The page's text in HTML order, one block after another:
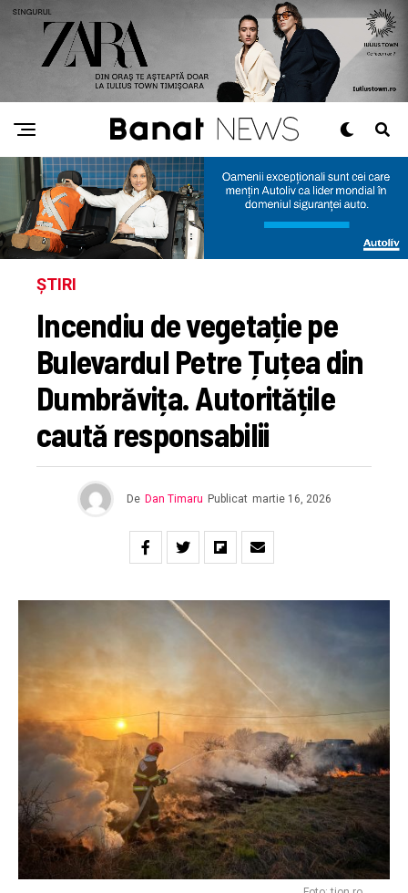
ȘTIRI
Incendiu de vegetație pe
Bulevardul Petre Țuțea din
Dumbrăvița. Autoritățile
caută responsabilii
De Dan Timaru Publicat martie 16, 2026